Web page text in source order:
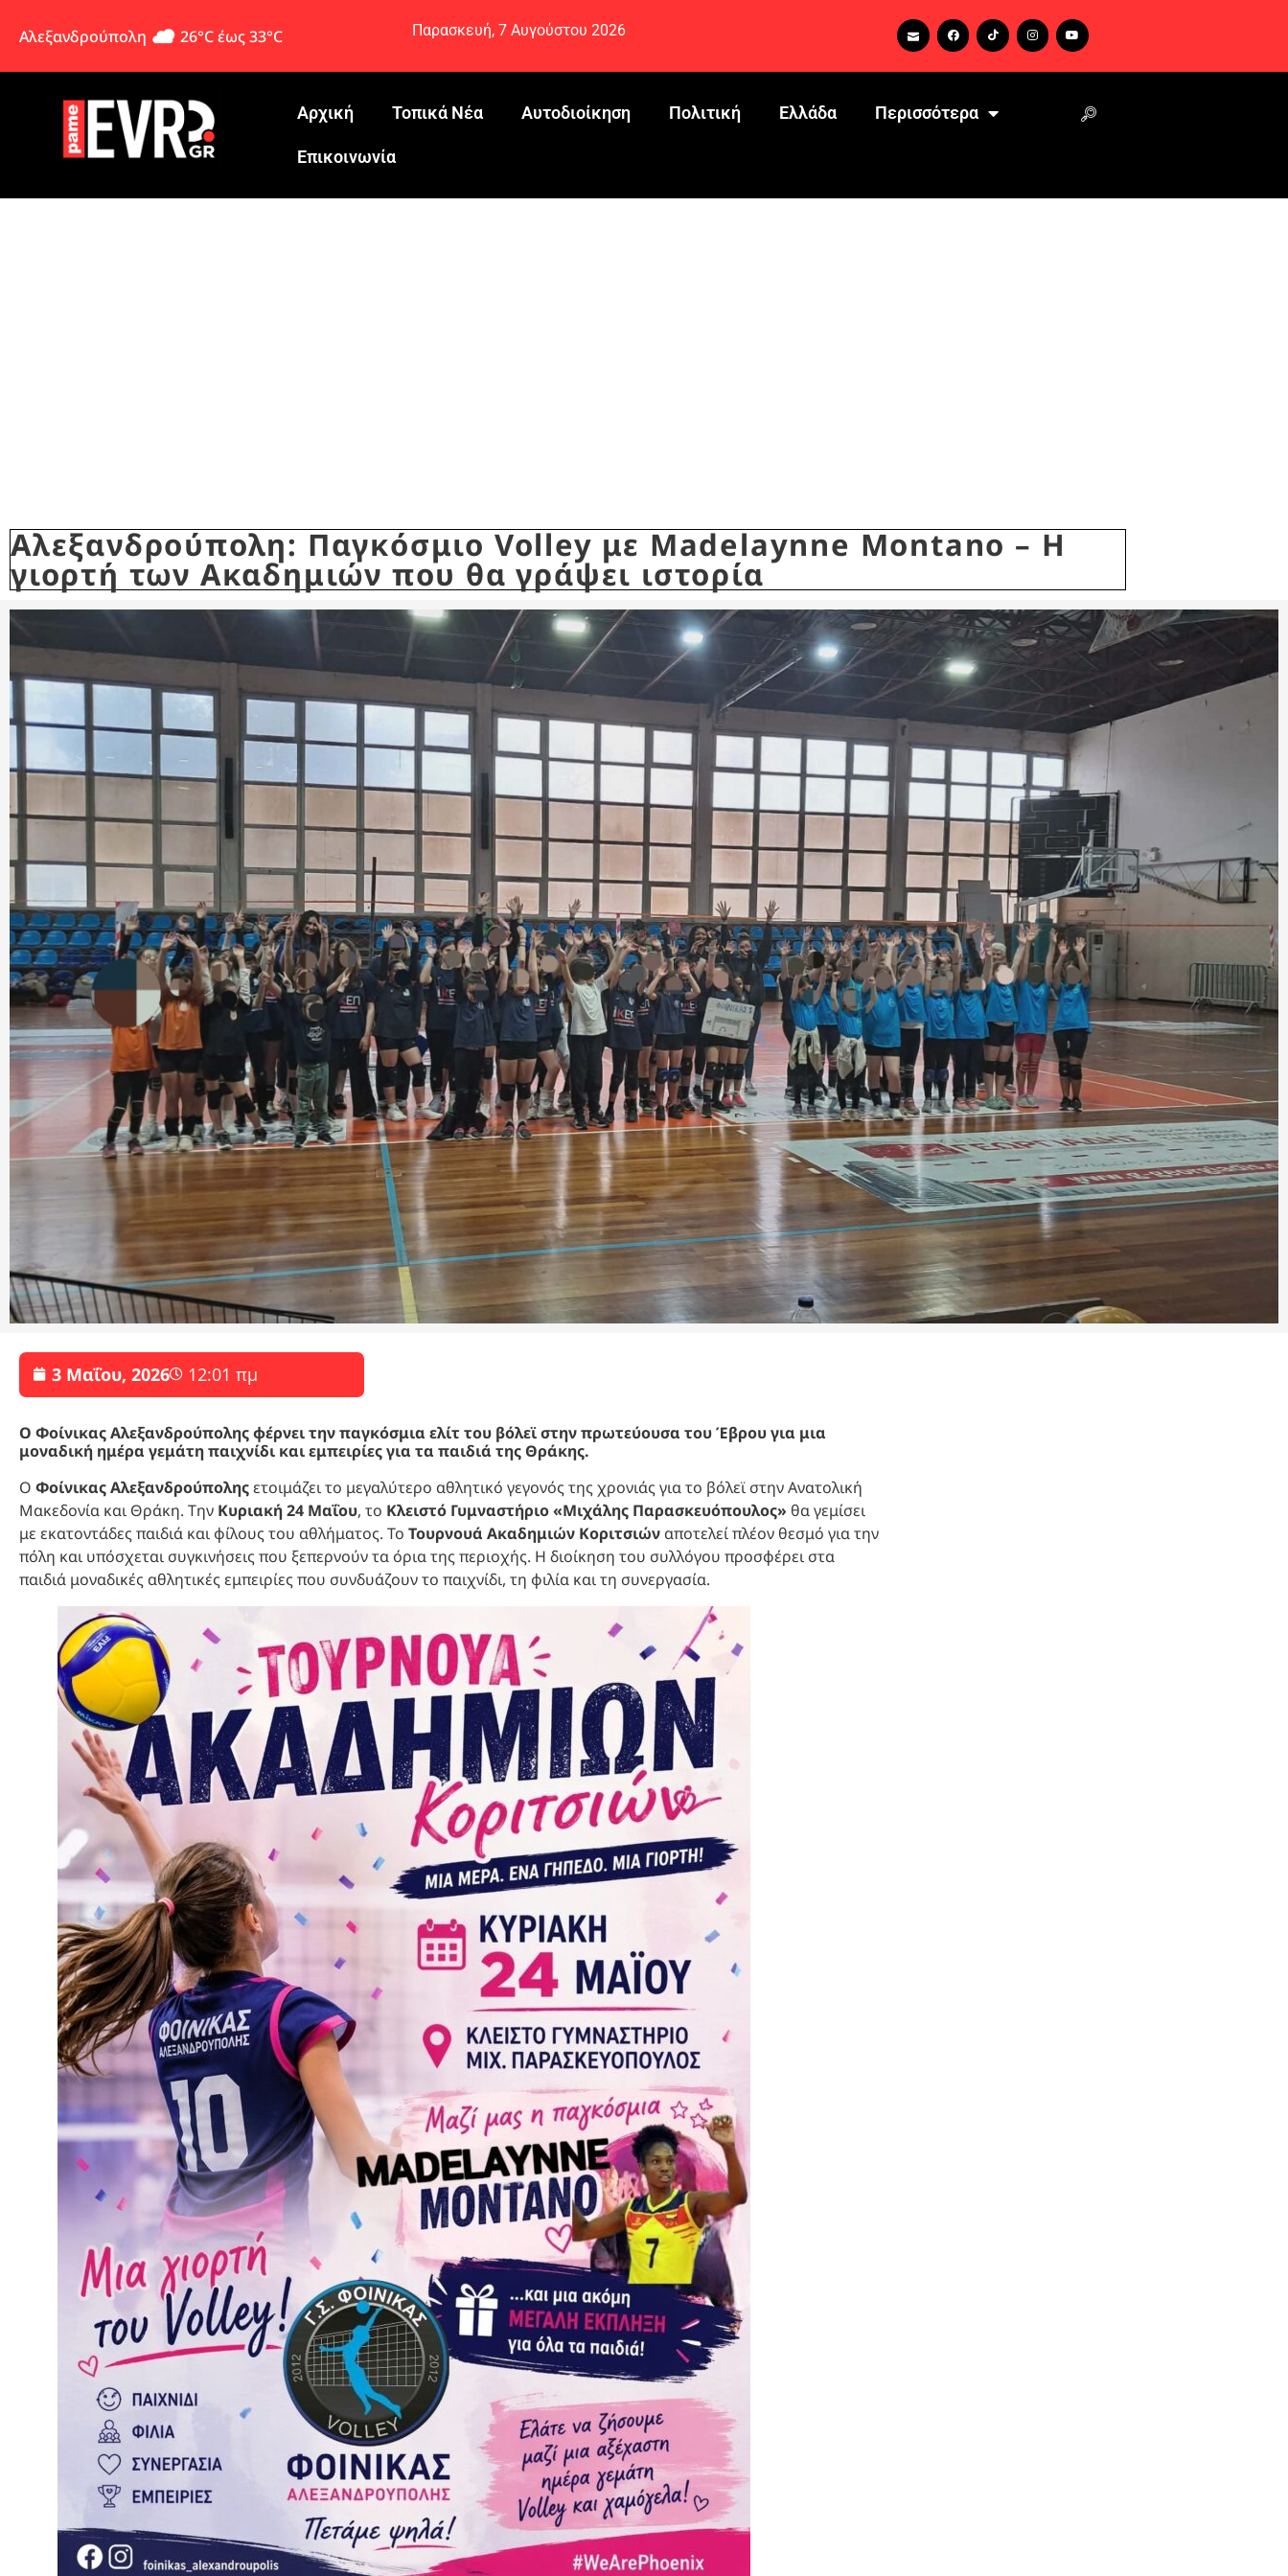
Αλεξανδρούπολη 26°C έως 33°C Παρασκευή, 7 Αυγούστου 2026
Αρχική Τοπικά Νέα Αυτοδιοίκηση Πολιτική Ελλάδα Περισσότερα
Eπικοινωνία
Αλεξανδρούπολη: Παγκόσμιο Volley με Madelaynne Montano – Η
γιορτή των Ακαδημιών που θα γράψει ιστορία
3 Μαΐου, 2026 12:01 πμ
Ο Φοίνικας Αλεξανδρούπολης φέρνει την παγκόσμια ελίτ του βόλεϊ στην πρωτεύουσα του Έβρου για μια
μοναδική ημέρα γεμάτη παιχνίδι και εμπειρίες για τα παιδιά της Θράκης.
Ο Φοίνικας Αλεξανδρούποληςετοιμάζει το μεγαλύτερο αθλητικό γεγονός της χρονιάς για το βόλεϊ στην Ανατολική
Μακεδονία και Θράκη. Την Κυριακή 24 Μαΐου, το Κλειστό Γυμναστήριο «Μιχάλης Παρασκευόπουλος» θα γεμίσει
με εκατοντάδες παιδιά και φίλους του αθλήματος. Το Τουρνουά Ακαδημιών Κοριτσιών αποτελεί πλέον θεσμό για την
πόλη και υπόσχεται συγκινήσεις που ξεπερνούν τα όρια της περιοχής. Η διοίκηση του συλλόγου προσφέρει στα
παιδιά μοναδικές αθλητικές εμπειρίες που συνδυάζουν το παιχνίδι, τη φιλία και τη συνεργασία.